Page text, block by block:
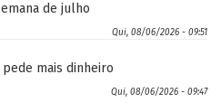
de julho
Qui, 08/06/2026 - 09:51
mais dinheiro
Qui, 08/06/2026 - 09:47